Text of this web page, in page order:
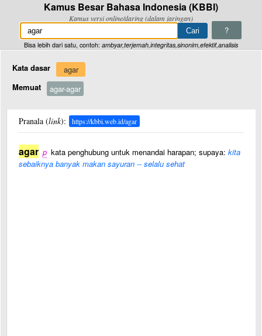
Kamus Besar Bahasa Indonesia (KBBI)
Kamus versi online/daring (dalam jaringan)
?
Bisa lebih dari satu, contoh: ambyar,terjemah,integritas,sinonim,efektif,analisis
Kata dasar
agar
Memuat
agar-agar
Pranala (link): https://kbbi.web.id/agar
agar p kata penghubung untuk menandai harapan; supaya: kita
sebaiknya banyak makan sayuran -- selalu sehat